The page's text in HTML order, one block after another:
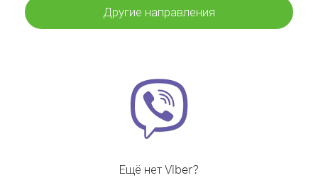
Другие направления
Ещё нет Viber?